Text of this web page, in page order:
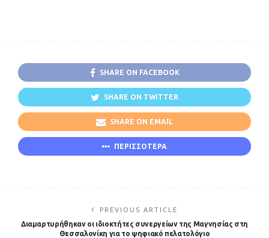
SHARE ON FACEBOOK
SHARE ON TWITTER
SHARE ON EMAIL
ΠΕΡΙΣΣΟΤΕΡΑ
PREVIOUS ARTICLE
Διαμαρτυρήθηκαν οι ιδιοκτήτες συνεργείων της Μαγνησίας στη
Θεσσαλονίκη για το ψηφιακό πελατολόγιο